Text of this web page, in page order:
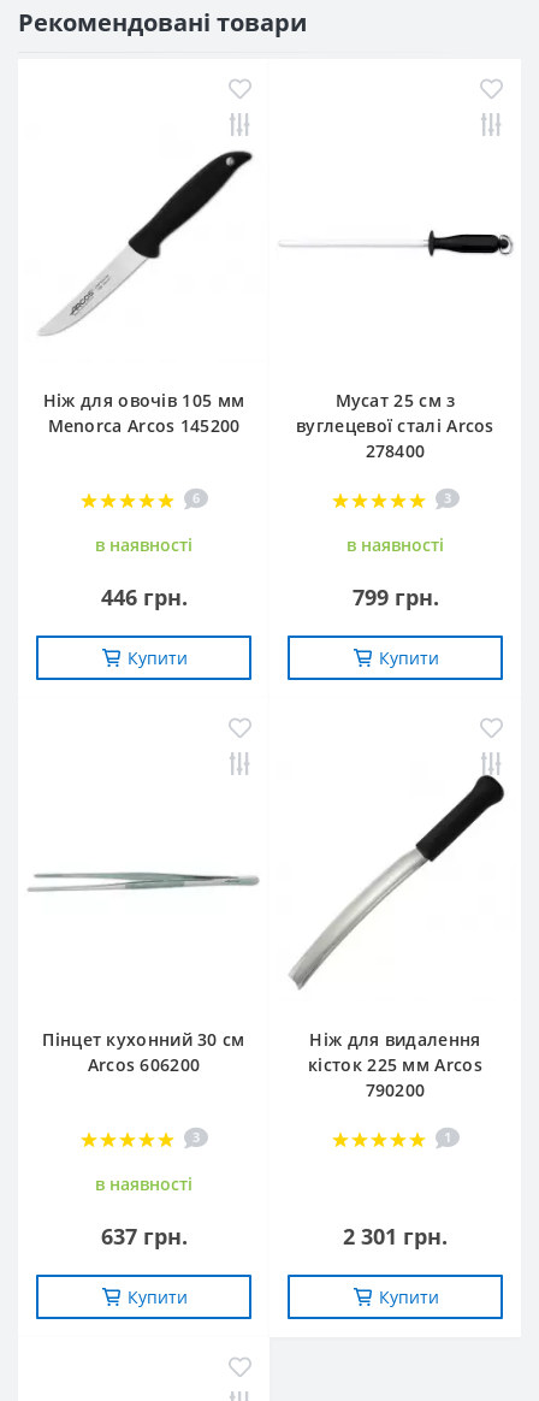
Рекомендовані товари
Ніж для овочів 105 мм
Menorca Arcos 145200
6
в наявностi
446 грн.
Купити
Мусат 25 см з
вуглецевої сталі Arcos
278400
3
в наявностi
799 грн.
Купити
Пінцет кухонний 30 см
Arcos 606200
3
в наявностi
637 грн.
Купити
Ніж для видалення
кісток 225 мм Arcos
790200
1
2 301 грн.
Купити